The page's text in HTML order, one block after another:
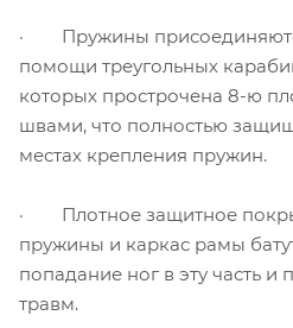
· Пружины
помощи треугольных
которых прострочена 8-ю
швами, что полностью
местах крепления пружин.
· Плотное защитное
пружины и каркас рамы
попадание ног в эту часть
травм.